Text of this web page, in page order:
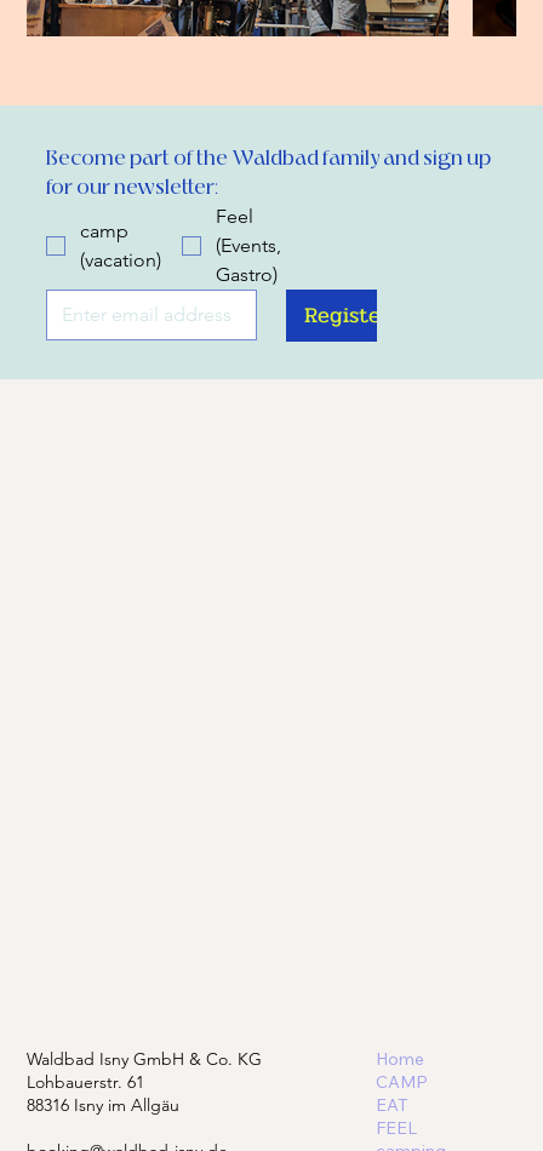
Become part of the Waldbad family and sign up
for our newsletter:
camp
(vacation)
Feel
(Events,
Gastro)
Register
Waldbad Isny GmbH & Co. KG
Lohbauerstr. 61
88316 Isny im Allgäu
Home
CAMP
EAT
FEEL